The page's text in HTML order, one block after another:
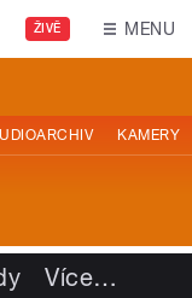
ŽIVĚ MENU
KAMERY
Více…